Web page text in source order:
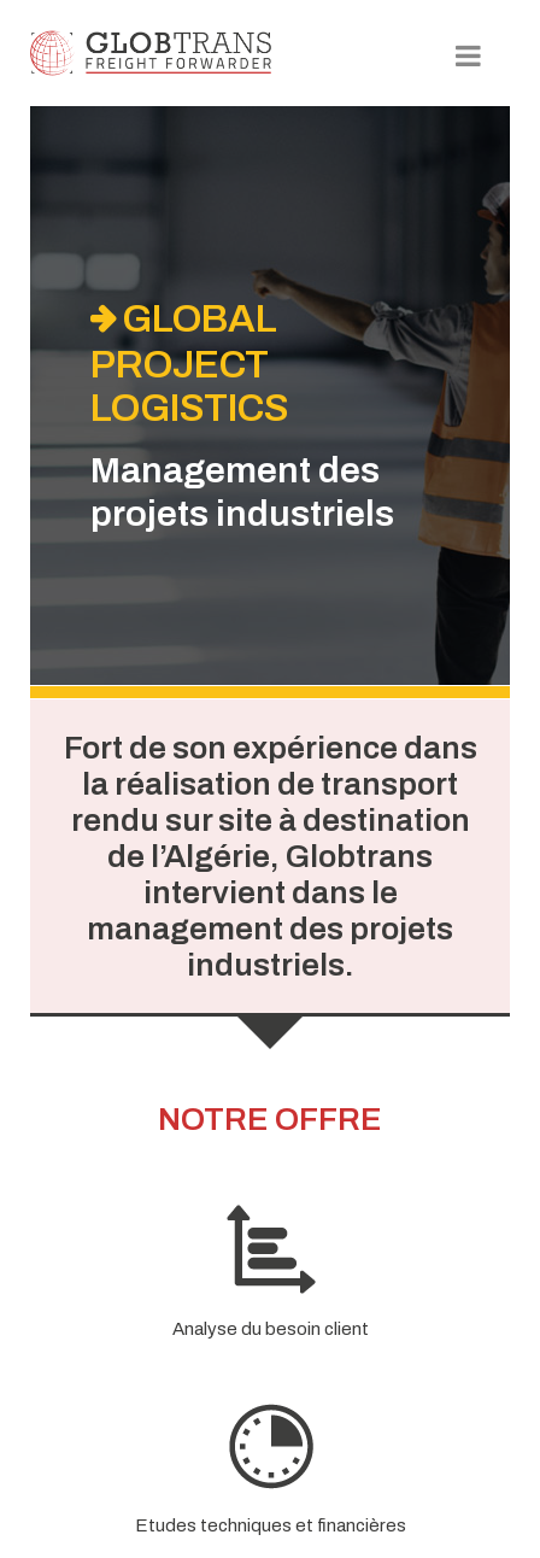
GLOBAL
PROJECT
LOGISTICS
Management des
projets industriels
Fort de son expérience dans
la réalisation de transport
rendu sur site à destination
de l’Algérie, Globtrans
intervient dans le
management des projets
industriels.
NOTRE OFFRE
Analyse du besoin client
Etudes techniques et financières